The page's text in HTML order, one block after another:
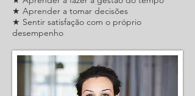
★ Aprender a tomar decisões
★ Sentir satisfação com o próprio
desempenho